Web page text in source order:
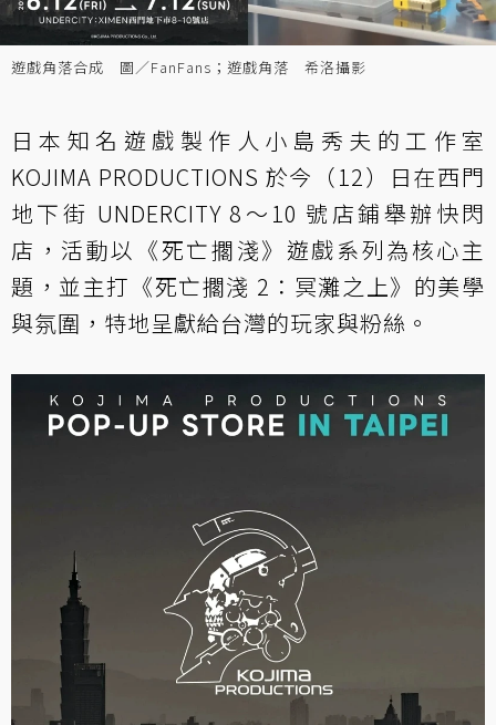
遊戲角落合成 圖／FanFans；遊戲角落 希洛攝影
日本知名遊戲製作人小島秀夫的工作室
KOJIMA PRODUCTIONS 於今（12）日在西門
地下街 UNDERCITY 8～10 號店鋪舉辦快閃
店，活動以《死亡擱淺》遊戲系列為核心主
題，並主打《死亡擱淺 2：冥灘之上》的美學
與氛圍，特地呈獻給台灣的玩家與粉絲。